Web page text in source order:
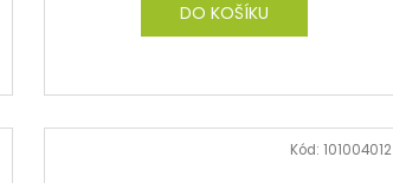
DO KOŠÍKU
Kód: 101004012